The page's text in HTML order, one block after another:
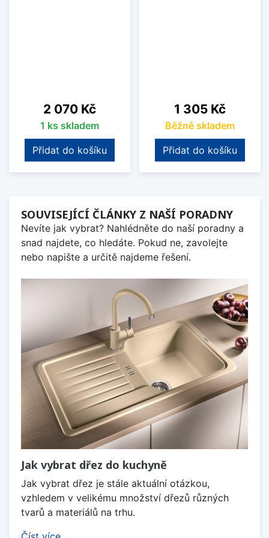
Cena
2 070 Kč
1 ks skladem
Přidat do košíku
Cena
1 305 Kč
Běžně skladem
Přidat do košíku
SOUVISEJÍCÍ ČLÁNKY Z NAŠÍ PORADNY
Nevíte jak vybrat? Nahlédněte do naší poradny a
snad najdete, co hledáte. Pokud ne, zavolejte
nebo napište a určitě najdeme řešení.
Jak vybrat dřez do kuchyně
Jak vybrat dřez je stále aktuální otázkou,
vzhledem v velikému množství dřezů různých
tvarů a materiálů na trhu.